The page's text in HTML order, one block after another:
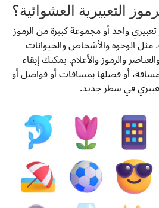
التعبيرية العشوائية؟
واحد أو مجموعة كبيرة من الرموز
مثل الوجوه والأشخاص والحيوانات
والرموز والأعلام. يمكنك إبقاء
مسافة، أو فصلها بمسافات أو فواصل أو
في سطر جديد.